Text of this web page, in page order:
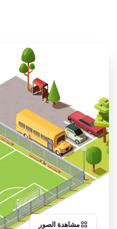
مشاهدة الصور